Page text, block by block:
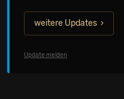
weitere Updates
Update melden